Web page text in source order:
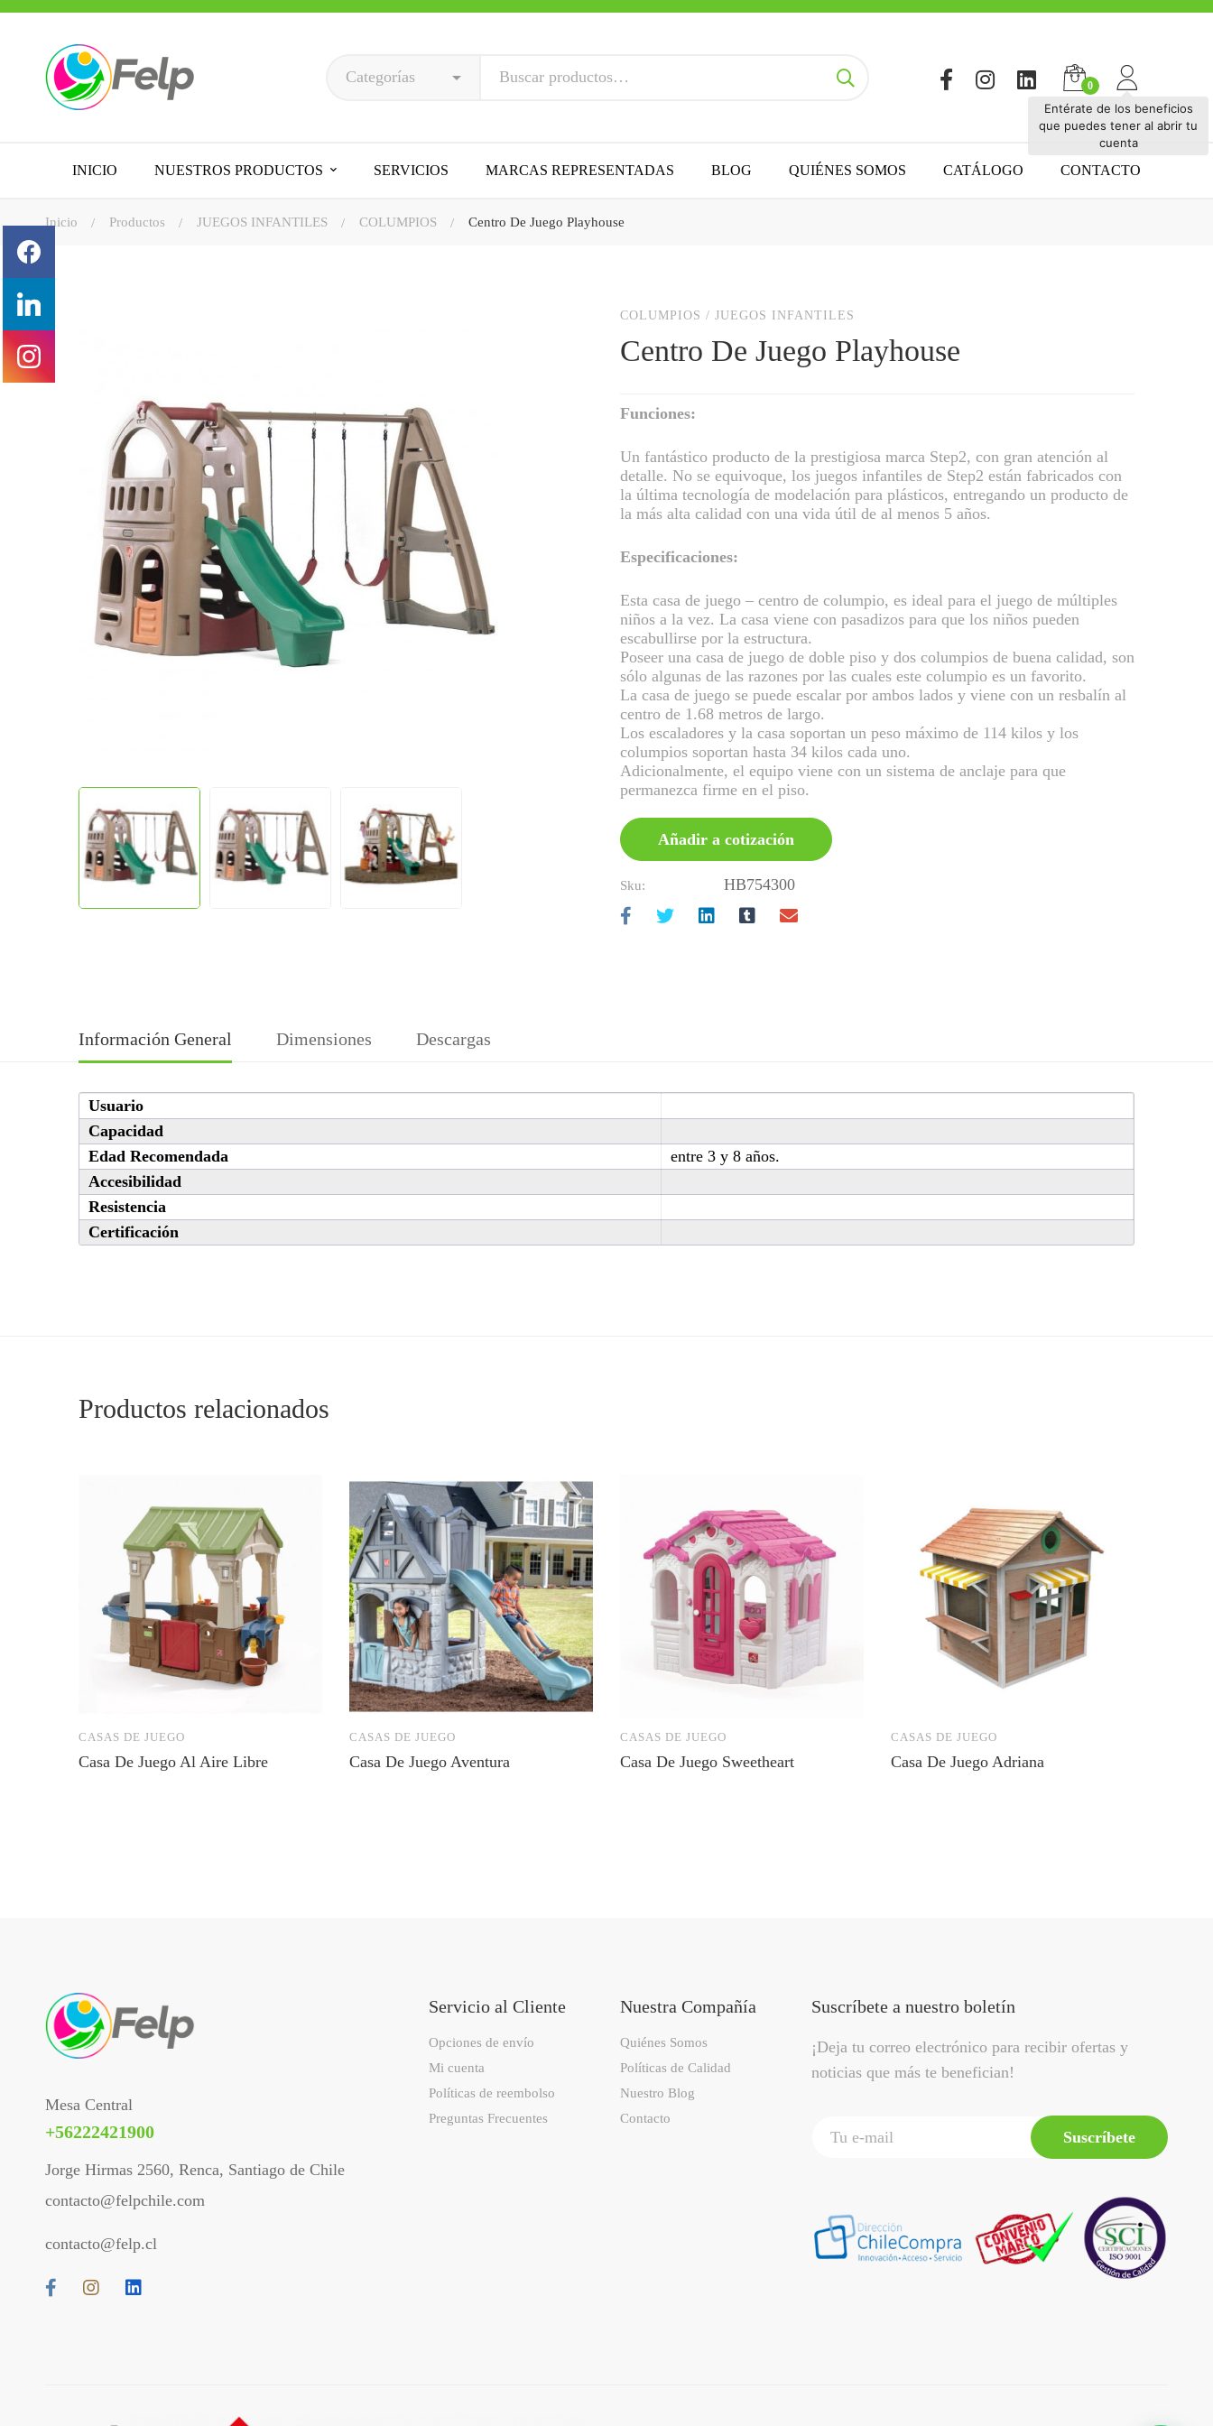
INICIO NUESTROS PRODUCTOS SERVICIOS MARCAS REPRESENTADAS BLOG QUIÉNES SOMOS CATÁLOGO CONTACTO
Inicio Productos JUEGOS INFANTILES COLUMPIOS Centro De Juego Playhouse
COLUMPIOS / JUEGOS INFANTILES
Centro De Juego Playhouse
Funciones:
Un fantástico producto de la prestigiosa marca Step2, con gran atención al
detalle. No se equivoque, los juegos infantiles de Step2 están fabricados con
la última tecnología de modelación para plásticos, entregando un producto de
la más alta calidad con una vida útil de al menos 5 años.
Especificaciones:
Esta casa de juego – centro de columpio, es ideal para el juego de múltiples
niños a la vez. La casa viene con pasadizos para que los niños pueden
escabullirse por la estructura.
Poseer una casa de juego de doble piso y dos columpios de buena calidad, son
sólo algunas de las razones por las cuales este columpio es un favorito.
La casa de juego se puede escalar por ambos lados y viene con un resbalín al
centro de 1.68 metros de largo.
Los escaladores y la casa soportan un peso máximo de 114 kilos y los
columpios soportan hasta 34 kilos cada uno.
Adicionalmente, el equipo viene con un sistema de anclaje para que
permanezca firme en el piso.
Añadir a cotización
Sku: HB754300
Información General Dimensiones Descargas
Usuario
Capacidad
Edad Recomendada
entre 3 y 8 años.
Accesibilidad
Resistencia
Certificación
Productos relacionados
CASAS DE JUEGO
Casa De Juego Al Aire Libre
CASAS DE JUEGO
Casa De Juego Aventura
CASAS DE JUEGO
Casa De Juego Sweetheart
CASAS DE JUEGO
Casa De Juego Adriana
Mesa Central
+56222421900
Jorge Hirmas 2560, Renca, Santiago de Chile
contacto@felpchile.com
contacto@felp.cl
Servicio al Cliente
Opciones de envío
Mi cuenta
Políticas de reembolso
Preguntas Frecuentes
Nuestra Compañía
Quiénes Somos
Políticas de Calidad
Nuestro Blog
Contacto
Suscríbete a nuestro boletín
¡Deja tu correo electrónico para recibir ofertas y
noticias que más te benefician!
Suscríbete
Entérate de los beneficios
que puedes tener al abrir tu
cuenta